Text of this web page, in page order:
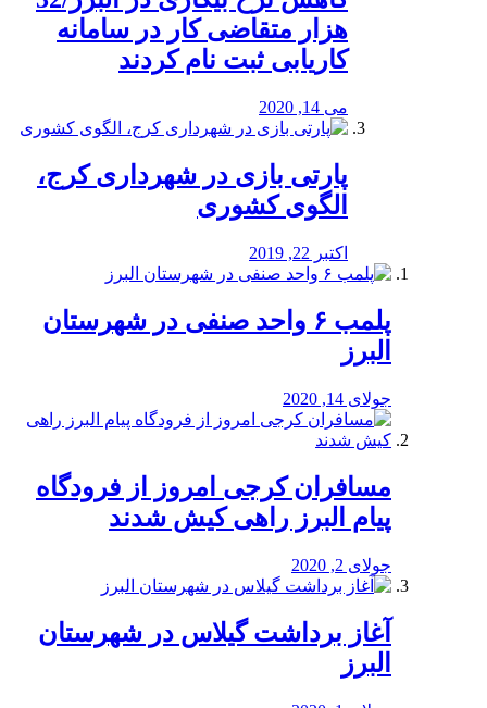
هزار متقاضی کار در سامانه
کاریابی ثبت نام کردند
می 14, 2020
پارتی بازی در شهرداری کرج،
الگوی کشوری
اکتبر 22, 2019
پلمب ۶ واحد صنفی در شهرستان
البرز
جولای 14, 2020
مسافران کرجی امروز از فرودگاه
پیام البرز راهی کیش شدند
جولای 2, 2020
آغاز برداشت گیلاس در شهرستان
البرز